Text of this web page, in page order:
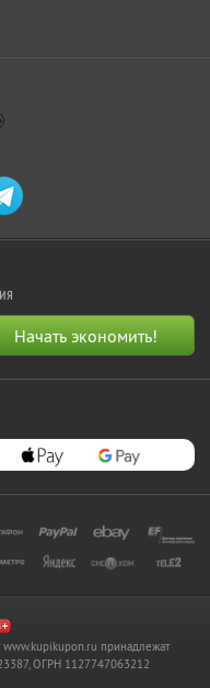
www.kupikupon.ru принадлежат
ОГРН 1127747063212